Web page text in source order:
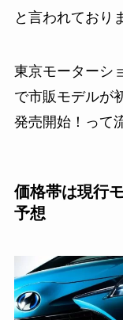
と言われており
東京モーターシ
で市販モデルが
発売開始！って
価格帯は現行
予想